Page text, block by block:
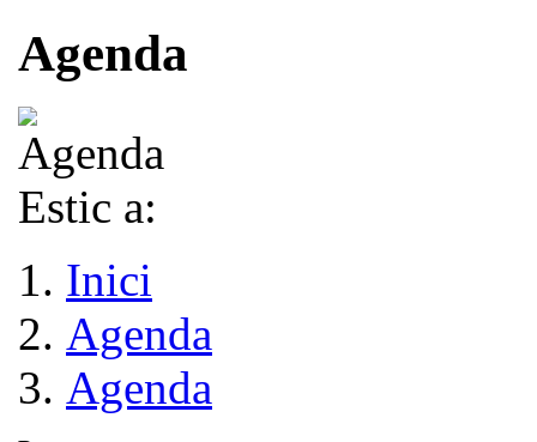
Agenda
Estic a:
Inici
Agenda
Agenda